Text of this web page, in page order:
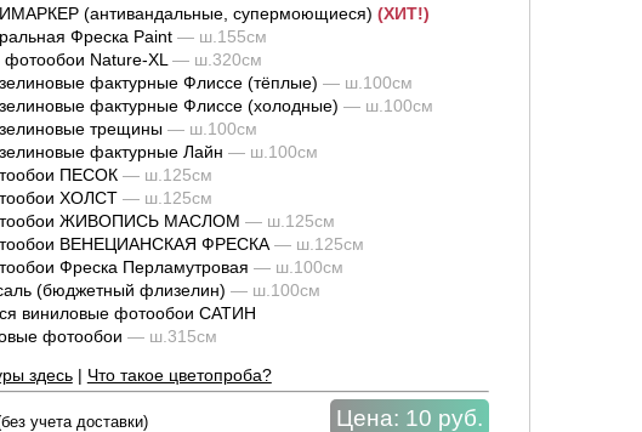
(антивандальные, супермоющиеся) (ХИТ!)
Фреска Paint — ш.155см
Nature-XL — ш.320см
фактурные Флиссе (тёплые) — ш.100см
фактурные Флиссе (холодные) — ш.100см
трещины — ш.100см
фактурные Лайн — ш.100см
ПЕСОК — ш.125см
ХОЛСТ — ш.125см
ЖИВОПИСЬ МАСЛОМ — ш.125см
ВЕНЕЦИАНСКАЯ ФРЕСКА — ш.125см
Фреска Перламутровая — ш.100см
(бюджетный флизелин) — ш.100см
виниловые фотообои САТИН
фотообои — ш.315см
здесь| Что такое цветопроба?
учета доставки) Цена: 10 руб.